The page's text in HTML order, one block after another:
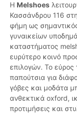
Η Melshoes
Κασσάνδρου 116
φήμη ως
γυναικείων
καταστήματος
ευρύτερο κοινό
επιλογών. Το εύρος
παπούτσια για
γόβες και μοδάτα
ανθεκτικά oxford,
προτιμήσεις και